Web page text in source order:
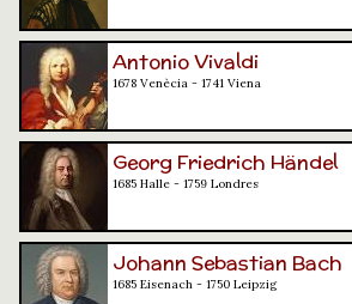
Antonio Vivaldi
1678 Venècia - 1741 Viena
Georg Friedrich Händel
1685 Halle - 1759 Londres
Johann Sebastian Bach
1685 Eisenach - 1750 Leipzig